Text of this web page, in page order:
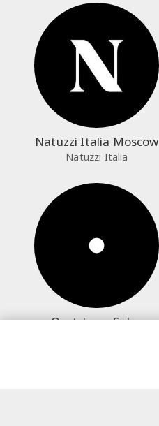
Natuzzi Italia Moscow
Natuzzi Italia
Osetskaya.Salov